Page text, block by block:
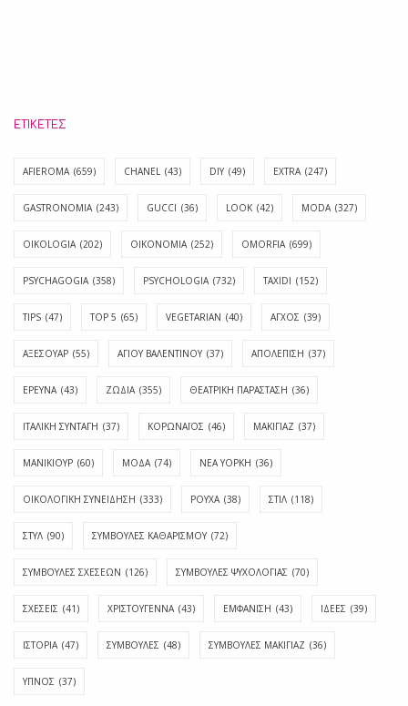
ΕΤΙΚΈΤΕΣ
AFIEROMA (659) CHANEL (43) DIY (49) EXTRA (247)
GASTRONOMIA (243) GUCCI (36) LOOK (42) MODA (327)
OIKOLOGIA (202) OIKONOMIA (252) OMORFIA (699)
PSYCHAGOGIA (358) PSYCHOLOGIA (732) TAXIDI (152)
TIPS (47) TOP 5 (65) VEGETARIAN (40) ΑΓΧΟΣ (39)
ΑΞΕΣΟΥΑΡ (55) ΑΓΊΟΥ ΒΑΛΕΝΤΊΝΟΥ (37) ΑΠΟΛΈΠΙΣΗ (37)
ΕΡΕΥΝΑ (43) ΖΩΔΙΑ (355) ΘΕΑΤΡΙΚΗ ΠΑΡΑΣΤΑΣΗ (36)
ΙΤΑΛΙΚΗ ΣΥΝΤΑΓΗ (37) ΚΟΡΩΝΑΪΟΣ (46) ΜΑΚΙΓΙΑΖ (37)
ΜΑΝΙΚΙΟΥΡ (60) ΜΟΔΑ (74) ΝΕΑ ΥΟΡΚΗ (36)
ΟΙΚΟΛΟΓΙΚΗ ΣΥΝΕΙΔΗΣΗ (333) ΡΟΥΧΑ (38) ΣΤΙΛ (118)
ΣΤΥΛ (90) ΣΥΜΒΟΥΛΕΣ ΚΑΘΑΡΙΣΜΟΥ (72)
ΣΥΜΒΟΥΛΕΣ ΣΧΕΣΕΩΝ (126) ΣΥΜΒΟΥΛΕΣ ΨΥΧΟΛΟΓΙΑΣ (70)
ΣΧΕΣΕΙΣ (41) ΧΡΙΣΤΟΥΓΕΝΝΑ (43) ΕΜΦΆΝΙΣΗ (43) ΙΔΈΕΣ (39)
ΙΣΤΟΡΊΑ (47) ΣΥΜΒΟΥΛΈΣ (48) ΣΥΜΒΟΥΛΈΣ ΜΑΚΙΓΙΆΖ (36)
ΎΠΝΟΣ (37)